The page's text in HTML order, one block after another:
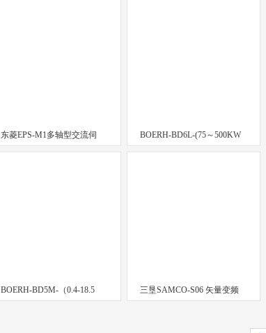
东菱EPS-M1多轴型交流伺 BOERH-BD6L-(75～500KW
BOERH-BD5M-（0.4-18.5 三垦SAMCO-S06 矢量变频